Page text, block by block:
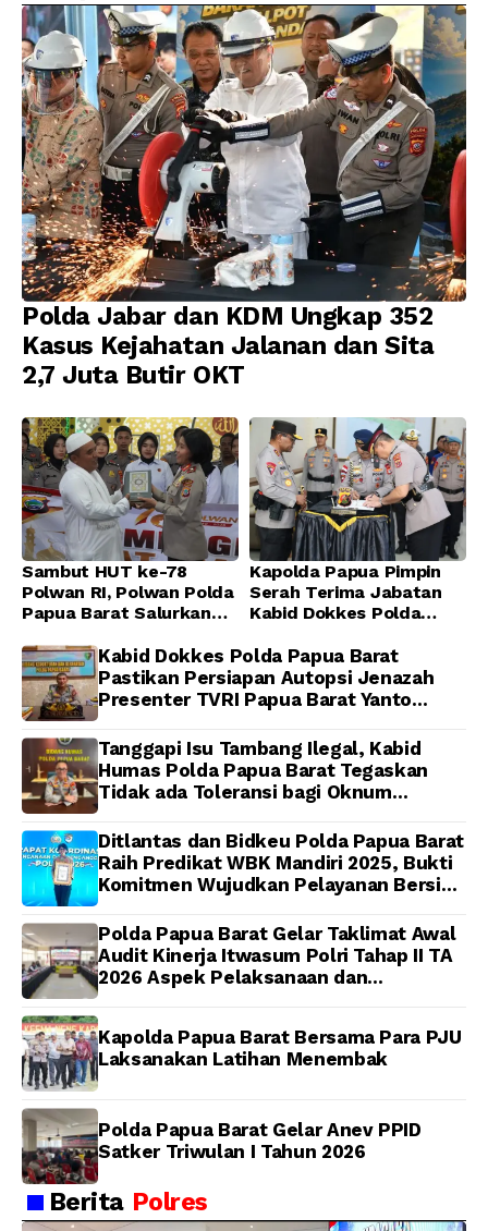
Diamankan
Profesionalisme
Polda Jabar dan KDM Ungkap 352
Kasus Kejahatan Jalanan dan Sita
2,7 Juta Butir OKT
Sambut HUT ke-78
Polwan RI, Polwan Polda
Papua Barat Salurkan
Ibadah Bersama di
Masjid Al-Muhajirin
Kapolda Papua Pimpin
Serah Terima Jabatan
Kabid Dokkes Polda
Kabid Dokkes Polda Papua Barat
Pastikan Persiapan Autopsi Jenazah
Presenter TVRI Papua Barat Yanto
Dijadwalkan Kamis
Tanggapi Isu Tambang Ilegal, Kabid
Humas Polda Papua Barat Tegaskan
Tidak ada Toleransi bagi Oknum
Ditlantas dan Bidkeu Polda Papua Barat
Raih Predikat WBK Mandiri 2025, Bukti
Komitmen Wujudkan Pelayanan Bersih
Polda Papua Barat Gelar Taklimat Awal
Audit Kinerja Itwasum Polri Tahap II TA
2026 Aspek Pelaksanaan dan
Kapolda Papua Barat Bersama Para PJU
Laksanakan Latihan Menembak
Polda Papua Barat Gelar Anev PPID
Satker Triwulan I Tahun 2026
Berita Polres